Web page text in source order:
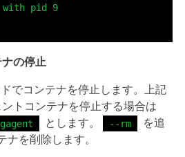
with pid 9
の停止
でコンテナを停止します。上記
トコンテナを停止する場合は
とします。 --rm
を追
を削除します。